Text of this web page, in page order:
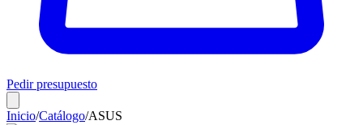
Pedir presupuesto
Inicio/Catálogo/ASUS